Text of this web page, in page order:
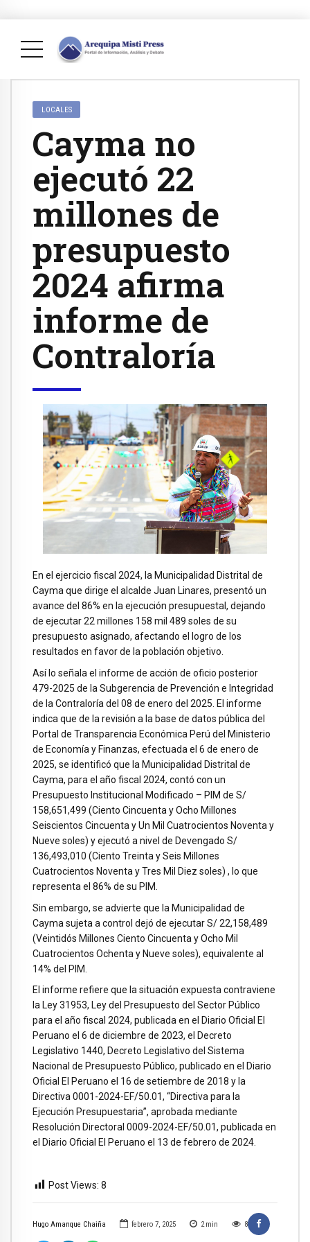
Hugo Amanque Chaiña febrero 7, 2025 2 min 8
LOCALES
Cayma no
ejecutó 22
millones de
presupuesto
2024 afirma
informe de
Contraloría
En el ejercicio fiscal 2024, la Municipalidad Distrital de
Cayma que dirige el alcalde Juan Linares, presentó un
avance del 86% en la ejecución presupuestal, dejando
de ejecutar 22 millones 158 mil 489 soles de su
presupuesto asignado, afectando el logro de los
resultados en favor de la población objetivo.
Así lo señala el informe de acción de oficio posterior
479-2025 de la Subgerencia de Prevención e Integridad
de la Contraloría del 08 de enero del 2025. El informe
indica que de la revisión a la base de datos pública del
Portal de Transparencia Económica Perú del Ministerio
de Economía y Finanzas, efectuada el 6 de enero de
2025, se identificó que la Municipalidad Distrital de
Cayma, para el año fiscal 2024, contó con un
Presupuesto Institucional Modificado – PIM de S/
158,651,499 (Ciento Cincuenta y Ocho Millones
Seiscientos Cincuenta y Un Mil Cuatrocientos Noventa y
Nueve soles) y ejecutó a nivel de Devengado S/
136,493,010 (Ciento Treinta y Seis Millones
Cuatrocientos Noventa y Tres Mil Diez soles) , lo que
representa el 86% de su PIM.
Sin embargo, se advierte que la Municipalidad de
Cayma sujeta a control dejó de ejecutar S/ 22,158,489
(Veintidós Millones Ciento Cincuenta y Ocho Mil
Cuatrocientos Ochenta y Nueve soles), equivalente al
14% del PIM.
El informe refiere que la situación expuesta contraviene
la Ley 31953, Ley del Presupuesto del Sector Público
para el año fiscal 2024, publicada en el Diario Oficial El
Peruano el 6 de diciembre de 2023, el Decreto
Legislativo 1440, Decreto Legislativo del Sistema
Nacional de Presupuesto Público, publicado en el Diario
Oficial El Peruano el 16 de setiembre de 2018 y la
Directiva 0001-2024-EF/50.01, “Directiva para la
Ejecución Presupuestaria”, aprobada mediante
Resolución Directoral 0009-2024-EF/50.01, publicada en
el Diario Oficial El Peruano el 13 de febrero de 2024.
Post Views: 8